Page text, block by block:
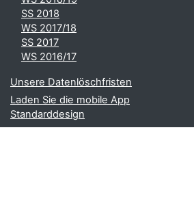
SS 2018
WS 2017/18
SS 2017
WS 2016/17
Unsere Datenlöschfristen
Laden Sie die mobile App
Standarddesign